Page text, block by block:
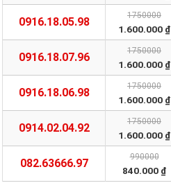
0916.18.05.98 1750000
1.600.000 ₫
0916.18.07.96 1750000
1.600.000 ₫
0916.18.06.98 1750000
1.600.000 ₫
0914.02.04.92 1750000
1.600.000 ₫
082.63666.97 990000
840.000 ₫